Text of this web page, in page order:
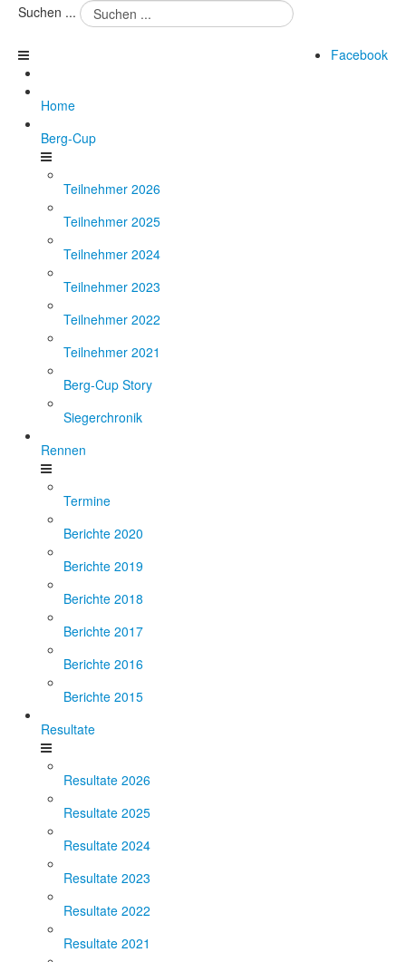
Suchen ...
Facebook
Home
Berg-Cup
Teilnehmer 2026
Teilnehmer 2025
Teilnehmer 2024
Teilnehmer 2023
Teilnehmer 2022
Teilnehmer 2021
Berg-Cup Story
Siegerchronik
Rennen
Termine
Berichte 2020
Berichte 2019
Berichte 2018
Berichte 2017
Berichte 2016
Berichte 2015
Resultate
Resultate 2026
Resultate 2025
Resultate 2024
Resultate 2023
Resultate 2022
Resultate 2021